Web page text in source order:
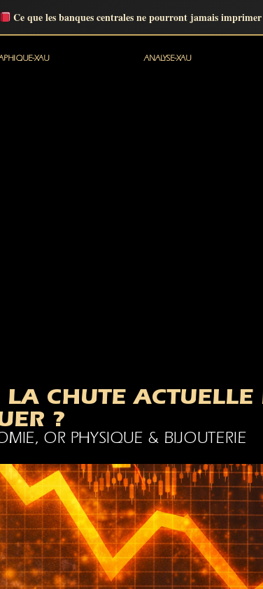
Ce que les banques centrales ne pourront jamais imprimer
XAU ANALYSE-XAU
LA CHUTE
?
, OR PHYSIQUE & BIJOUTERIE